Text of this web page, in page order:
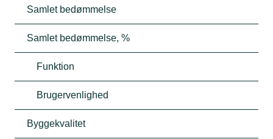
Samlet bedømmelse
Samlet bedømmelse, %
Funktion
Brugervenlighed
Byggekvalitet